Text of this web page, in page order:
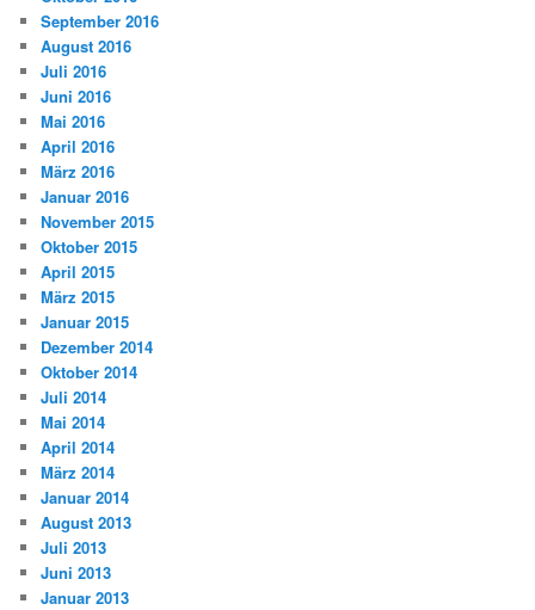
September 2016
August 2016
Juli 2016
Juni 2016
Mai 2016
April 2016
März 2016
Januar 2016
November 2015
Oktober 2015
April 2015
März 2015
Januar 2015
Dezember 2014
Oktober 2014
Juli 2014
Mai 2014
April 2014
März 2014
Januar 2014
August 2013
Juli 2013
Juni 2013
Januar 2013